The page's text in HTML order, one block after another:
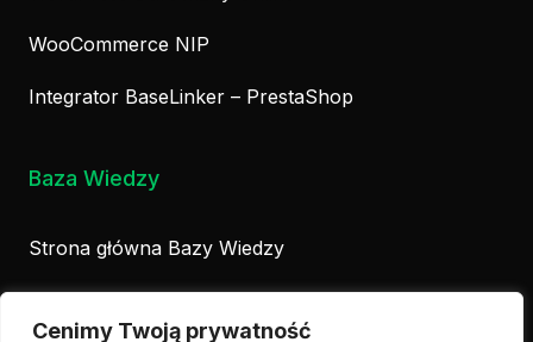
Cenimy Twoją prywatność
WooCommerce NIP
Integrator BaseLinker – PrestaShop
Baza Wiedzy
Strona główna Bazy Wiedzy